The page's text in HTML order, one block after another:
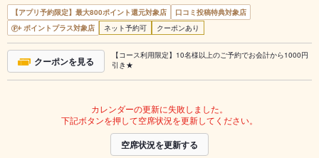
【アプリ予約限定】最大800ポイント還元対象店
口コミ投稿特典対象店
ポイントプラス対象店
ネット予約可 クーポンあり
クーポンを見る
【コース利用限定】10名様以上のご予約でお会計から1000円
引き★
カレンダーの更新に失敗しました。
下記ボタンを押して空席状況を更新してください。
空席状況を更新する